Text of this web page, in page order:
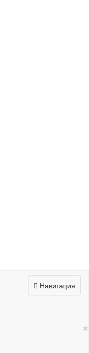
Навигация
×